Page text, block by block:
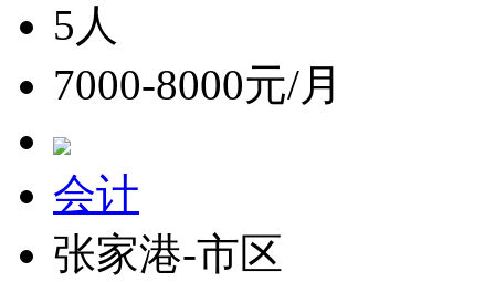
5人
7000-8000元/月
会计
张家港-市区